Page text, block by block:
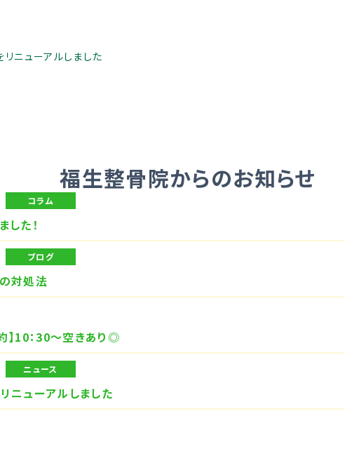
ニューアルしました
福生整骨院からのお知らせ
コラム
した！
ブログ
対処法
】10：30～空きあり◎
ニュース
ニューアルしました